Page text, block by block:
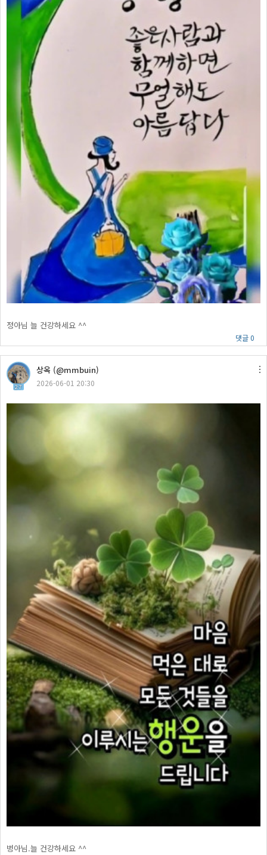
정아님 늘 건강하세요 ^^
댓글 0
27
상옥 (@mmbuin)
2026-06-01 20:30
벙아님.늘 건강하세요 ^^